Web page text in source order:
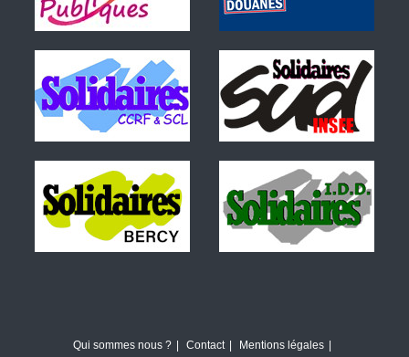
Qui sommes nous ? Contact
Mentions légales